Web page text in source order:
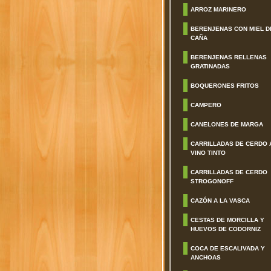
ARROZ MARINERO
BERENJENAS CON MIEL
CAÑA
BERENJENAS RELLENAS
GRATINADAS
BOQUERONES FRITOS
CAMPERO
CANELONES DE MARGA
CARRILLADAS DE CERDO
VINO TINTO
CARRILLADAS DE CERDO
STROGONOFF
CAZÓN A LA VASCA
CESTAS DE MORCILLA Y
HUEVOS DE CODORNIZ
COCA DE ESCALIVADA Y
ANCHOAS